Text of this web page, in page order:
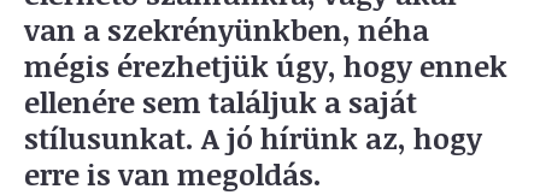
van a szekrényünkben, néha
mégis érezhetjük úgy, hogy ennek
ellenére sem találjuk a saját
stílusunkat. A jó hírünk az, hogy
erre is van megoldás.